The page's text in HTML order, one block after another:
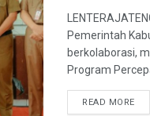
Pemerintah
berkolaborasi,
Program
READ MORE